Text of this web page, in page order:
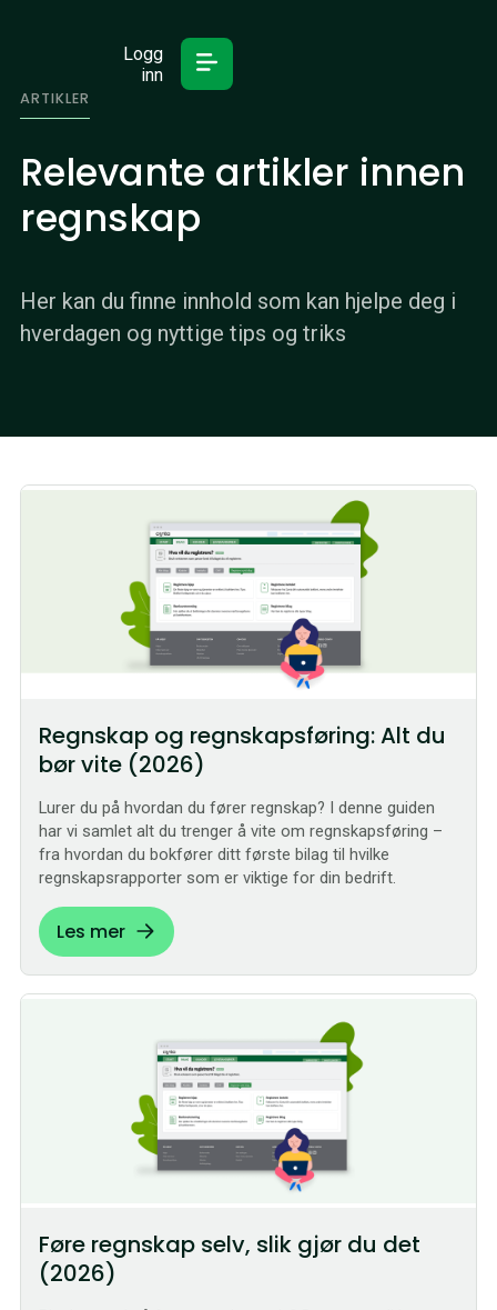
Logg
inn
ARTIKLER
Relevante artikler innen
regnskap
Her kan du finne innhold som kan hjelpe deg i
hverdagen og nyttige tips og triks
Regnskap og regnskapsføring: Alt du
bør vite (2026)
Lurer du på hvordan du fører regnskap? I denne guiden
har vi samlet alt du trenger å vite om regnskapsføring –
fra hvordan du bokfører ditt første bilag til hvilke
regnskapsrapporter som er viktige for din bedrift.
Les mer
Føre regnskap selv, slik gjør du det
(2026)